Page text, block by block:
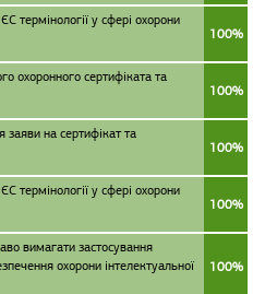
термінології у сфері охорони
100%
охоронного сертифіката та
100%
на сертифікат та
100%
термінології у сфері охорони
100%
вимагати застосування
охорони інтелектуальної
100%